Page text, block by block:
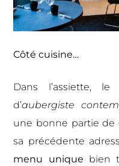
Côté cuisine…
Dans l’assiette,
d’aubergiste
une bonne partie de
sa précédente
menu unique bien